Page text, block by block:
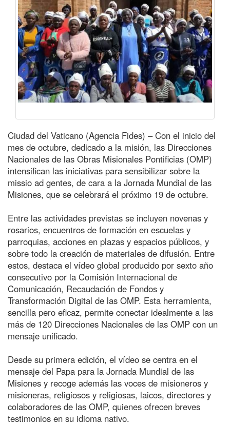
Ciudad del Vaticano (Agencia Fides) – Con el inicio del
mes de octubre, dedicado a la misión, las Direcciones
Nacionales de las Obras Misionales Pontificias (OMP)
intensifican las iniciativas para sensibilizar sobre la
missio ad gentes, de cara a la Jornada Mundial de las
Misiones, que se celebrará el próximo 19 de octubre.
Entre las actividades previstas se incluyen novenas y
rosarios, encuentros de formación en escuelas y
parroquias, acciones en plazas y espacios públicos, y
sobre todo la creación de materiales de difusión. Entre
estos, destaca el vídeo global producido por sexto año
consecutivo por la Comisión Internacional de
Comunicación, Recaudación de Fondos y
Transformación Digital de las OMP. Esta herramienta,
sencilla pero eficaz, permite conectar idealmente a las
más de 120 Direcciones Nacionales de las OMP con un
mensaje unificado.
Desde su primera edición, el vídeo se centra en el
mensaje del Papa para la Jornada Mundial de las
Misiones y recoge además las voces de misioneros y
misioneras, religiosos y religiosas, laicos, directores y
colaboradores de las OMP, quienes ofrecen breves
testimonios en su idioma nativo.